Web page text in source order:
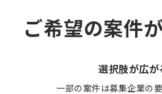
ご希望の案件
選択肢が広が
一部の案件は募集企業の